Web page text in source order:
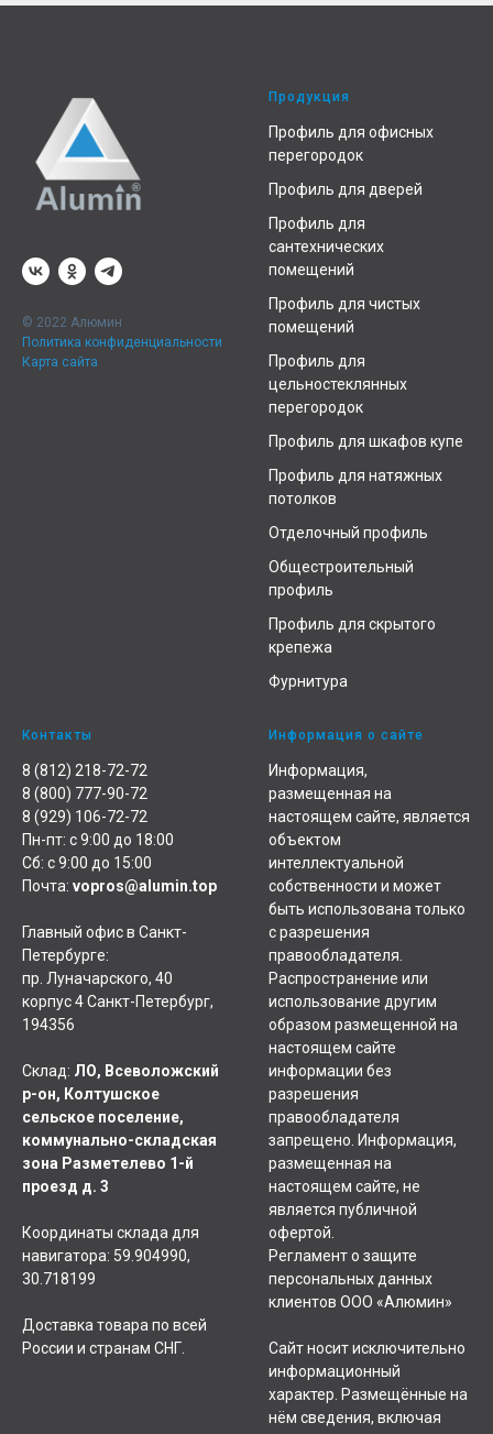
© 2022 Алюмин
Политика конфиденциальности
Карта сайта
Продукция
Профиль для офисных
перегородок
Профиль для дверей
Профиль для
сантехнических
помещений
Профиль для чистых
помещений
Профиль для
цельностеклянных
перегородок
Профиль для шкафов купе
Профиль для натяжных
потолков
Отделочный профиль
Общестроительный
профиль
Профиль для скрытого
крепежа
Фурнитура
Контакты
8 (812) 218-72-72
8 (800) 777-90-72
8 (929) 106-72-72
Пн-пт: с 9:00 до 18:00
Сб: с 9:00 до 15:00
Почта: vopros@alumin.top
Главный офис в Санкт-
Петербурге:
пр. Луначарского, 40
корпус 4 Санкт-Петербург,
194356
Склад: ЛО, Всеволожский
р-он, Колтушское
сельское поселение,
коммунально-складская
зона Разметелево 1-й
проезд д. 3
Координаты склада для
навигатора: 59.904990,
30.718199
Доставка товара по всей
России и странам СНГ.
Информация о сайте
Информация,
размещенная на
настоящем сайте, является
объектом
интеллектуальной
собственности и может
быть использована только
с разрешения
правообладателя.
Распространение или
использование другим
образом размещенной на
настоящем сайте
информации без
разрешения
правообладателя
запрещено. Информация,
размещенная на
настоящем сайте, не
является публичной
офертой.
Регламент о защите
персональных данных
клиентов ООО «Алюмин»
Сайт носит исключительно
информационный
характер. Размещённые на
нём сведения, включая